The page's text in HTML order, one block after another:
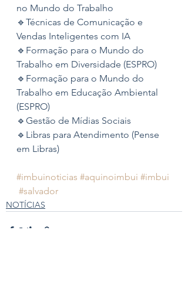
no Mundo do Trabalho
🔹Técnicas de Comunicação e
Vendas Inteligentes com IA
🔹Formação para o Mundo do
Trabalho em Diversidade (ESPRO)
🔹Formação para o Mundo do
Trabalho em Educação Ambiental
(ESPRO)
🔹Gestão de Mídias Sociais
🔹Libras para Atendimento (Pense
em Libras)
#imbuinoticias #aquinoimbui #imbui
#salvador
NOTÍCIAS